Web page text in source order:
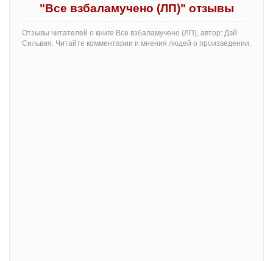
"Все взбаламучено (ЛП)" отзывы
Отзывы читателей о книге Все взбаламучено (ЛП), автор: Дэй
Сильвия. Читайте комментарии и мнения людей о произведении.